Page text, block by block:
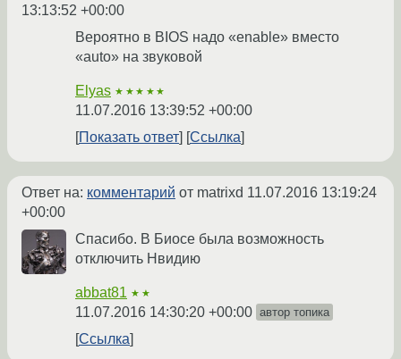
13:13:52 +00:00
Вероятно в BIOS надо «enable» вместо
«auto» на звуковой
Elyas ★★★★★
11.07.2016 13:39:52 +00:00
Показать ответ
Ссылка
Ответ на: комментарий от matrixd 11.07.2016 13:19:24
+00:00
Спасибо. В Биосе была возможность
отключить Нвидию
abbat81 ★★
11.07.2016 14:30:20 +00:00 автор топика
Ссылка